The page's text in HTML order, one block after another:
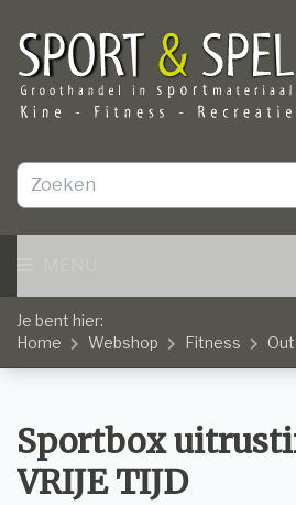
Je bent hier:
Home
Webshop Fitness
Sportbox
VRIJE TIJD